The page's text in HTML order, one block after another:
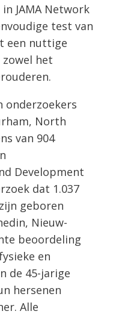
JAMA Network
test van
een nuttige
het
onderzoekers
North
van 904
Development
dat 1.037
geboren
Nieuw-
beoordeling
en
de 45-jarige
hersenen
Alle